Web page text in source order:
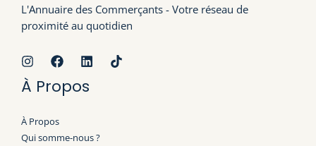
L'Annuaire des Commerçants - Votre réseau de
proximité au quotidien
À Propos
À Propos
Qui somme-nous ?